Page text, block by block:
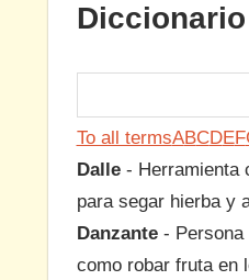
To all termsABCDEF
Dalle- Herramienta
para segar hierba y
Danzante- Persona
como robar fruta en